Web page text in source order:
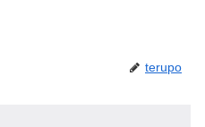
terupo